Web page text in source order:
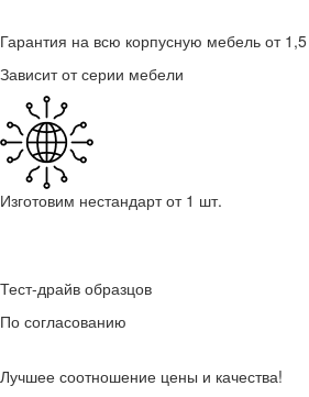
Гарантия на всю корпусную мебель от
Зависит от серии мебели
Изготовим нестандарт от 1 шт.
Тест-драйв образцов
По согласованию
Лучшее соотношение цены и качества!